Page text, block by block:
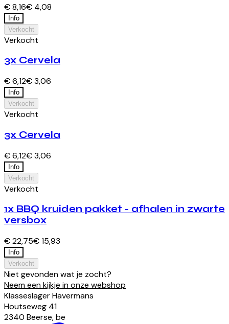
€ 8,16€ 4,08
Info
Verkocht
Verkocht
3x Cervela
€ 6,12€ 3,06
Info
Verkocht
Verkocht
3x Cervela
€ 6,12€ 3,06
Info
Verkocht
Verkocht
1x BBQ kruiden pakket - afhalen in zwarte
versbox
€ 22,75€ 15,93
Info
Verkocht
Niet gevonden wat je zocht?
Neem een kijkje in onze webshop
Klasseslager Havermans
Houtseweg 41
2340 Beerse,be